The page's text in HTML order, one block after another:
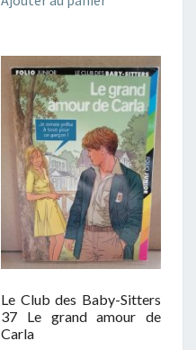
Le Club des Baby-Sitters
37 Le grand amour de
Carla